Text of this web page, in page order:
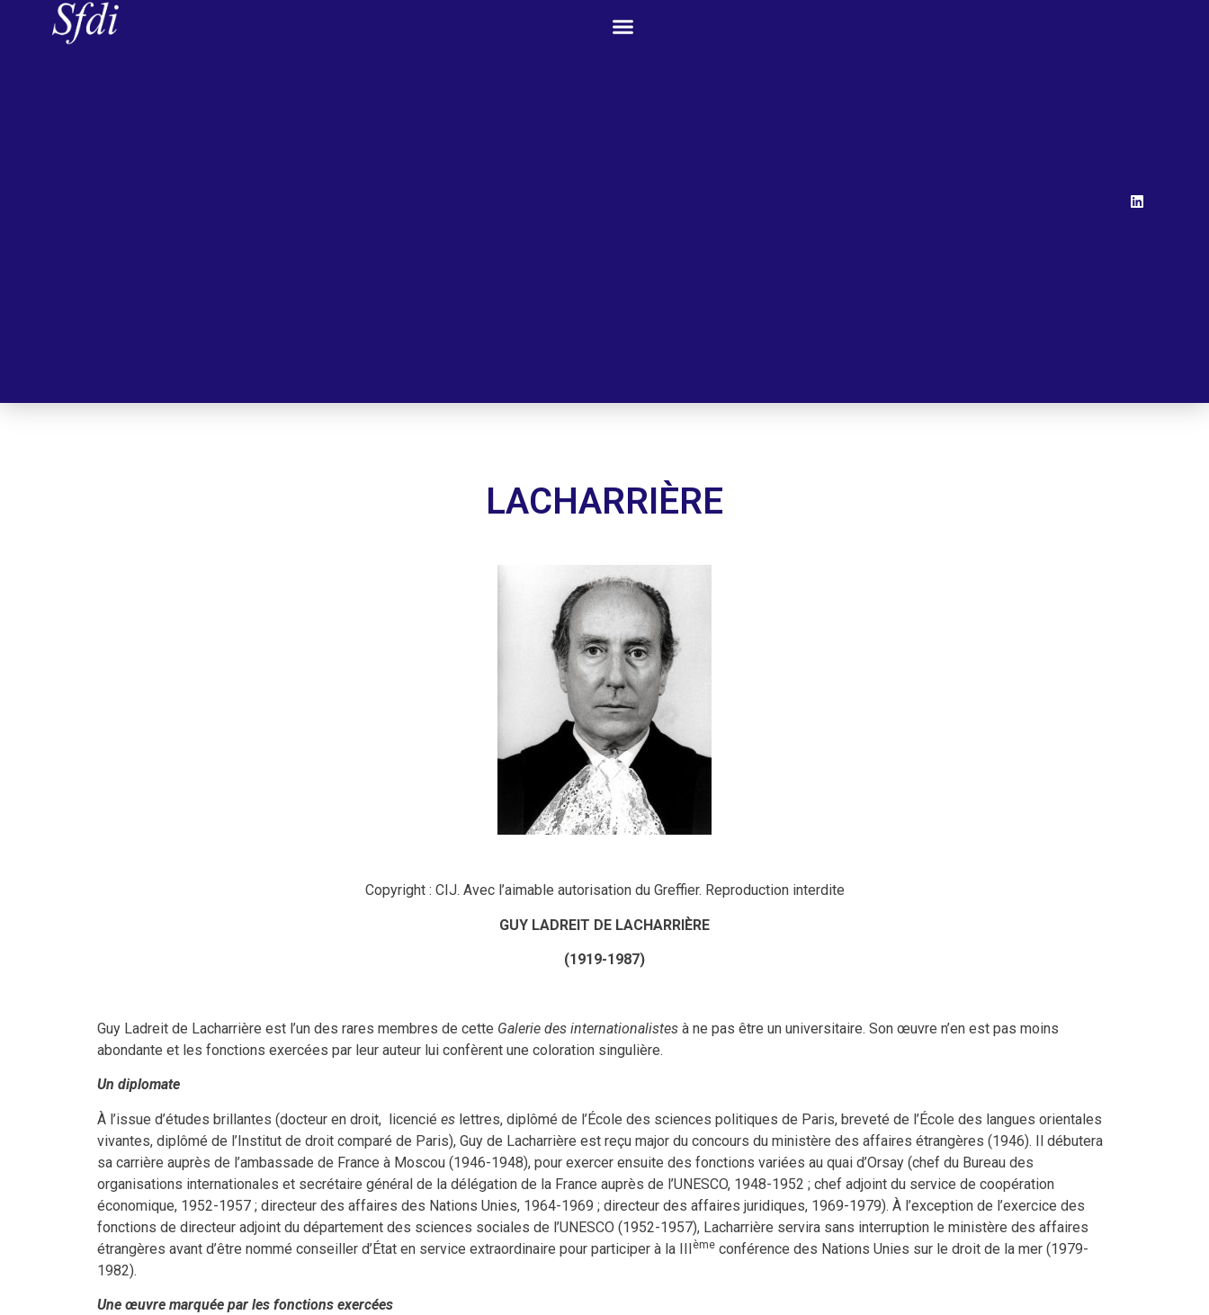
LACHARRIÈRE
Copyright : CIJ. Avec l’aimable autorisation du Greffier. Reproduction interdite
GUY LADREIT DE LACHARRIÈRE
(1919-1987)
Guy Ladreit de Lacharrière est l’un des rares membres de cette Galerie des internationalistesà ne pas être un universitaire. Son œuvre n’en est pas moins
abondante et les fonctions exercées par leur auteur lui confèrent une coloration singulière.
Un diplomate
À l’issue d’études brillantes (docteur en droit, licencié eslettres, diplômé de l’École des sciences politiques de Paris, breveté de l’École des langues orientales
vivantes, diplômé de l’Institut de droit comparé de Paris), Guy de Lacharrière est reçu major du concours du ministère des affaires étrangères (1946). Il débutera
sa carrière auprès de l’ambassade de France à Moscou (1946-1948), pour exercer ensuite des fonctions variées au quai d’Orsay (chef du Bureau des
organisations internationales et secrétaire général de la délégation de la France auprès de l’UNESCO, 1948-1952 ; chef adjoint du service de coopération
économique, 1952-1957 ; directeur des affaires des Nations Unies, 1964-1969 ; directeur des affaires juridiques, 1969-1979). À l’exception de l’exercice des
fonctions de directeur adjoint du département des sciences sociales de l’UNESCO (1952-1957), Lacharrière servira sans interruption le ministère des affaires
étrangères avant d’être nommé conseiller d’État en service extraordinaire pour participer à la IIIèmeconférence des Nations Unies sur le droit de la mer (1979-
1982).
Une œuvre marquée par les fonctions exercées